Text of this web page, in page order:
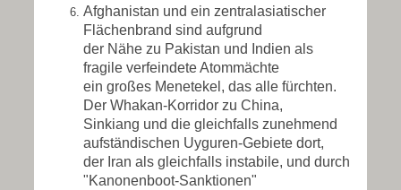
Afghanistan und ein zentralasiatischer
Flächenbrand sind aufgrund
der Nähe zu Pakistan und Indien als
fragile verfeindete Atommächte
ein großes Menetekel, das alle fürchten.
Der Whakan-Korridor zu China,
Sinkiang und die gleichfalls zunehmend
aufständischen Uyguren-Gebiete dort,
der Iran als gleichfalls instabile, und durch
"Kanonenboot-Sanktionen"